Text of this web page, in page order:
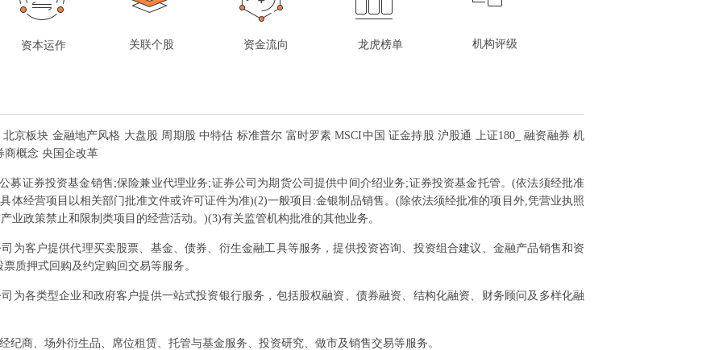
资本运作 关联个股 资金流向 龙虎榜单 机构评级
京板块 金融地产风格 大盘股 周期股 中特估 标准普尔 富时罗素 MSCI中国 证金持股 沪股通 上证180_ 融资融券 机
商概念 央国企改革
募证券投资基金销售;保险兼业代理业务;证券公司为期货公司提供中间介绍业务;证券投资基金托管。(依法须经批准
体经营项目以相关部门批准文件或许可证件为准)(2)一般项目:金银制品销售。(除依法须经批准的项目外,凭营业执照
业政策禁止和限制类项目的经营活动。)(3)有关监管机构批准的其他业务。
为客户提供代理买卖股票、基金、债券、衍生金融工具等服务，提供投资咨询、投资组合建议、金融产品销售和资
质押式回购及约定购回交易等服务。
为各类型企业和政府客户提供一站式投资银行服务，包括股权融资、债券融资、结构化融资、财务顾问及多样化融
纪商、场外衍生品、席位租赁、托管与基金服务、投资研究、做市及销售交易等服务。